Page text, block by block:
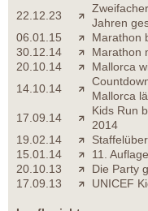
22.12.23
Jahren
06.01.15
Marathon
30.12.14
Marathon
20.10.14
Mallorca
14.10.14
Mallorca
17.09.14
Kids Run
2014
19.02.14
15.01.14
11.
20.10.13
Die Party
17.09.13
UNICEF